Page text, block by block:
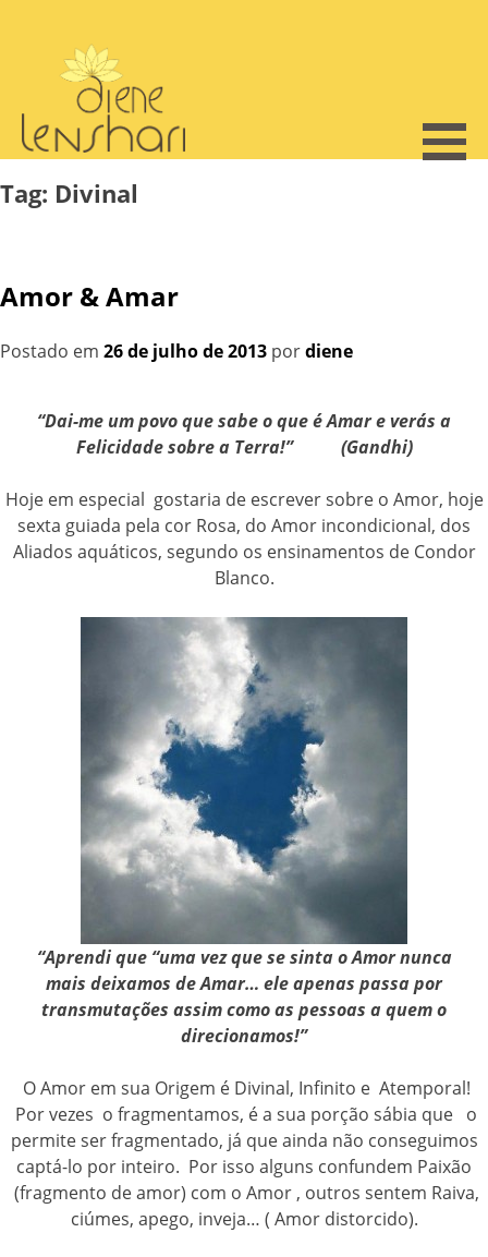
content
Tag: Divinal
Amor & Amar
Postado em 26 de julho de 2013 pordiene
“Dai-me um povo que sabe o que é Amar e verás a
Felicidade sobre a Terra!” (Gandhi)
Hoje em especial gostaria de escrever sobre o Amor, hoje
sexta guiada pela cor Rosa, do Amor incondicional, dos
Aliados aquáticos, segundo os ensinamentos de Condor
Blanco.
“Aprendi que “uma vez que se sinta o Amor nunca
mais deixamos de Amar… ele apenas passa por
transmutações assim como as pessoas a quem o
direcionamos!”
O Amor em sua Origem é Divinal, Infinito e Atemporal!
Por vezes o fragmentamos, é a sua porção sábia que o
permite ser fragmentado, já que ainda não conseguimos
captá-lo por inteiro. Por isso alguns confundem Paixão
(fragmento de amor) com o Amor , outros sentem Raiva,
ciúmes, apego, inveja… ( Amor distorcido).